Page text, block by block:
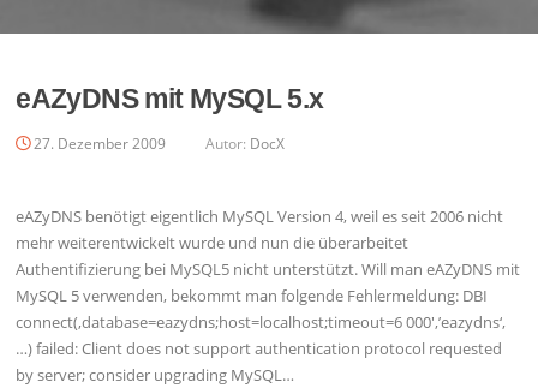
eAZyDNS mit MySQL 5.x
27. Dezember 2009 Autor: DocX
eAZyDNS benötigt eigentlich MySQL Version 4, weil es seit 2006 nicht
mehr weiterentwickelt wurde und nun die überarbeitet
Authentifizierung bei MySQL5 nicht unterstützt. Will man eAZyDNS mit
MySQL 5 verwenden, bekommt man folgende Fehlermeldung: DBI
connect(‚database=eazydns;host=localhost;timeout=6 000′,’eazydns‘,
…) failed: Client does not support authentication protocol requested
by server; consider upgrading MySQL…